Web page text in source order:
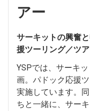
アー
サーキットの興奮
援ツーリング／ツ
YSPでは、サーキ
画。パドック応援
実施しています。
ちと一緒に、サー